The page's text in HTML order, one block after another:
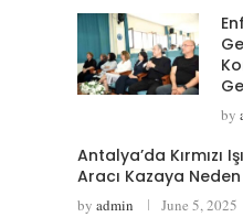
by
Antalya’da Kırmızı
Aracı Kazaya
by admin June 5, 2025